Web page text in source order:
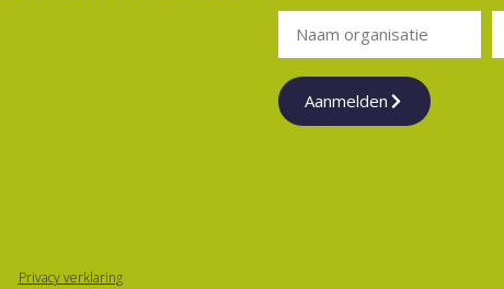
Aanmelden
Privacy verklaring